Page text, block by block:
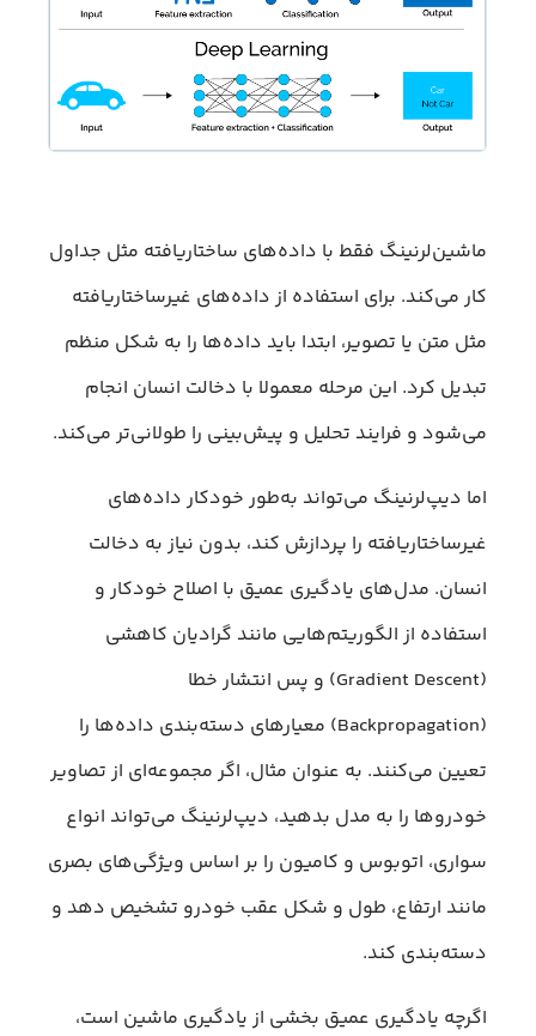
ماشین‌لرنینگ فقط با داده‌های ساختاریافته مثل جداول
کار می‌کند. برای استفاده از داده‌های غیرساختاریافته
مثل متن یا تصویر، ابتدا باید داده‌ها را به شکل منظم
تبدیل کرد. این مرحله معمولا با دخالت انسان انجام
می‌شود و فرایند تحلیل و پیش‌بینی را طولانی‌تر می‌کند.
اما دیپ‌لرنینگ می‌تواند به‌طور خودکار داده‌های
غیرساختاریافته را پردازش کند، بدون نیاز به دخالت
انسان. مدل‌های یادگیری عمیق با اصلاح خودکار و
استفاده از الگوریتم‌هایی مانند گرادیان کاهشی
(Gradient Descent) و پس انتشار خطا
(Backpropagation) معیارهای دسته‌بندی داده‌ها را
تعیین می‌کنند. به عنوان مثال، اگر مجموعه‌ای از تصاویر
خودروها را به مدل بدهید، دیپ‌لرنینگ می‌تواند انواع
سواری، اتوبوس و کامیون را بر اساس ویژگی‌های بصری
مانند ارتفاع، طول و شکل عقب خودرو تشخیص دهد و
دسته‌بندی کند.
اگرچه یادگیری عمیق بخشی از یادگیری ماشین است،